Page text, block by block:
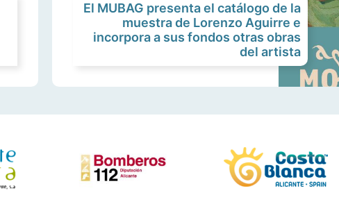
El MUBAG presenta el catálogo de la
muestra de Lorenzo Aguirre e
incorpora a sus fondos otras obras
del artista